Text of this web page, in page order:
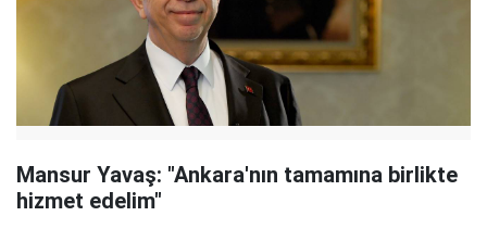
Mansur Yavaş: "Ankara'nın tamamına birlikte
hizmet edelim"